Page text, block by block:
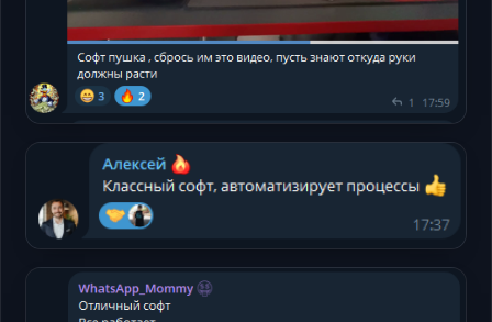
Telegram Открыть
Telegram Открыть